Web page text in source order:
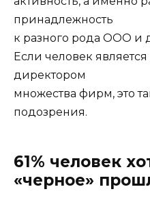
принадлежность
к разного рода ООО и
Если человек
директором
множества фирм, это
подозрения.
61% человек
«черное»